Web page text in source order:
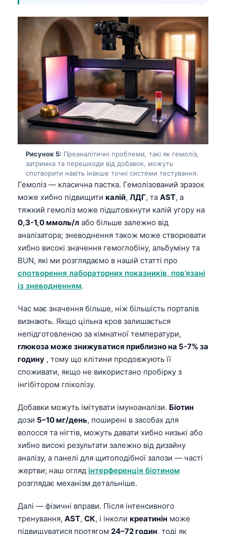
Рисунок 5: Преаналітичні проблеми, такі як гемоліз,
затримка та перешкоди від добавок, можуть
спотворити навіть інакше точні системи тестування.
Гемоліз — класична пастка. Гемолізований зразок
може хибно підвищити калій, ЛДГ, та AST, а
тяжкий гемоліз може підштовхнути калій угору на
0,3-1,0 ммоль/л або більше залежно від
аналізатора; зневоднення також може створювати
хибно високі значення гемоглобіну, альбуміну та
BUN, які ми розглядаємо в нашій статті про
спотворення лабораторних показників, пов’язані
із зневодненням.
Час має значення більше, ніж більшість порталів
визнають. Якщо цільна кров залишається
непідготовленою за кімнатної температури,
глюкоза може знижуватися приблизно на 5-7% за
годину , тому що клітини продовжують її
споживати, якщо не використано пробірку з
інгібітором гліколізу.
Добавки можуть імітувати імуноаналізи. Біотин
дози 5–10 мг/день, поширені в засобах для
волосся та нігтів, можуть давати хибно низькі або
хибно високі результати залежно від дизайну
аналізу, а панелі для щитоподібної залози — часті
жертви; наш огляд інтерференція біотином
розглядає механізм детальніше.
Далі — фізичні вправи. Після інтенсивного
тренування, AST, СК, і інколи креатинін може
підвищуватися протягом 24–72 годин, тоді як
Кыргызча
Татар теле
Esperanto
Frysk
Ślōnskŏ gŏdka
Norsk bokmål